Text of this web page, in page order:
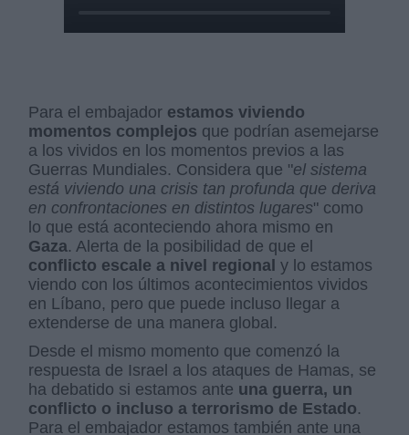
Para el embajador estamos viviendo
momentos complejos que podrían asemejarse
a los vividos en los momentos previos a las
Guerras Mundiales. Considera que "el sistema
está viviendo una crisis tan profunda que deriva
en confrontaciones en distintos lugares" como
lo que está aconteciendo ahora mismo en
Gaza. Alerta de la posibilidad de que el
conflicto escale a nivel regional y lo estamos
viendo con los últimos acontecimientos vividos
en Líbano, pero que puede incluso llegar a
extenderse de una manera global.
Desde el mismo momento que comenzó la
respuesta de Israel a los ataques de Hamas, se
ha debatido si estamos ante una guerra, un
conflicto o incluso a terrorismo de Estado.
Para el embajador estamos también ante una